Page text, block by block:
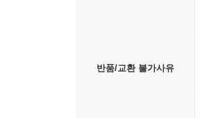
반품/교환 불가사유